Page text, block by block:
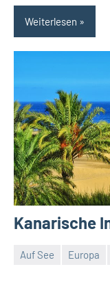
Weiterlesen
Kanarische
Auf See Europa